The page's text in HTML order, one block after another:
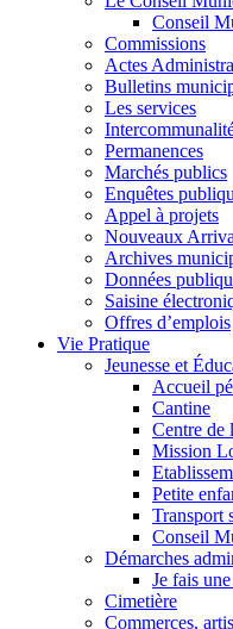
Conseil
Commissions
Actes
Bulletins
Les services
Permanences
Marchés publics
Enquêtes
Appel à projets
Nouveaux
Archives
Données
Saisine
Offres d’emplois
Vie Pratique
Jeunesse et
Accueil
Cantine
Centre de
Mission
Petite
Transport
Conseil
Démarches
Je fais
Cimetière
Commerces,